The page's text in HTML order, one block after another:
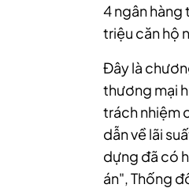
4 ngân hàng
triệu căn hộ
Đây là
thương mại
trách nhiệm
dẫn về lãi
dựng đã có
án", Thống